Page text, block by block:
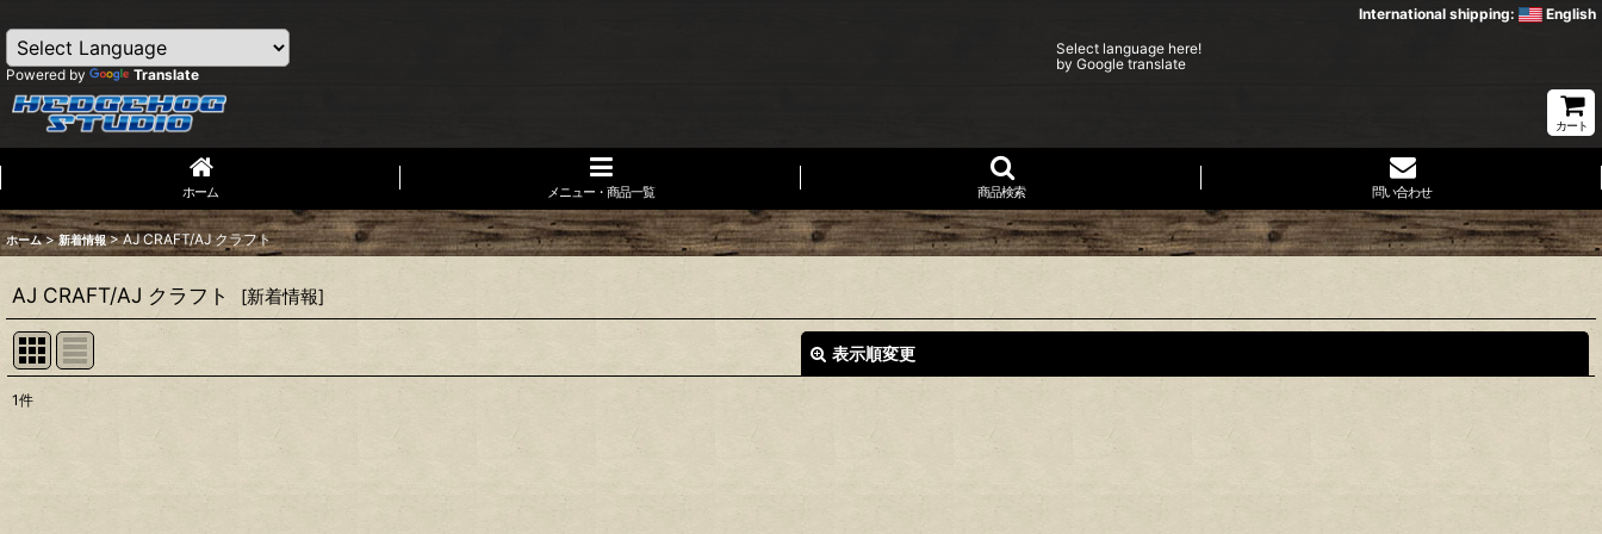
International shipping: English
Powered by Translate
Select language here!
by Google translate
カート
ホーム メニュー・商品一覧 商品検索 問い合わせ
ホーム > 新着情報 > AJ CRAFT/AJ クラフト
AJ CRAFT/AJ クラフト [新着情報]
表示順変更
1件